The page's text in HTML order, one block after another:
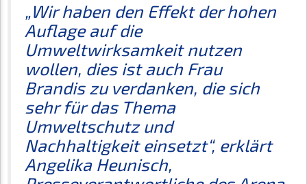
„Wir haben den Effekt der hohen
Auflage auf die
Umweltwirksamkeit nutzen
wollen, dies ist auch Frau
Brandis zu verdanken, die sich
sehr für das Thema
Umweltschutz und
Nachhaltigkeit einsetzt“, erklärt
Angelika Heunisch,